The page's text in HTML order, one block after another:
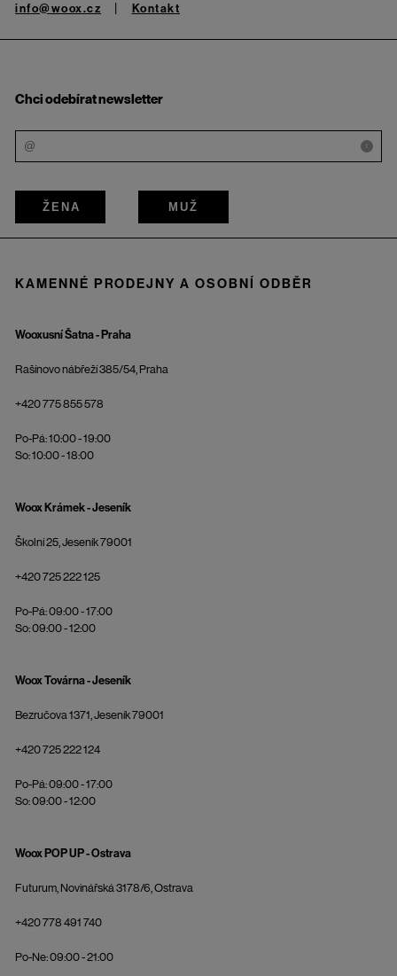
info@woox.cz Kontakt
Chci odebírat newsletter
i
ŽENA MUŽ
KAMENNÉ PRODEJNY A OSOBNÍ ODBĚR
Wooxusní Šatna - Praha
Rašínovo nábřeží 385/54, Praha
+420 775 855 578
Po-Pá: 10:00 - 19:00
So: 10:00 - 18:00
Woox Krámek - Jeseník
Školní 25, Jeseník 79001
+420 725 222 125
Po-Pá: 09:00 - 17:00
So: 09:00 - 12:00
Woox Továrna - Jeseník
Bezručova 1371, Jeseník 79001
+420 725 222 124
Po-Pá: 09:00 - 17:00
So: 09:00 - 12:00
Woox POP UP - Ostrava
Futurum, Novinářská 3178/6, Ostrava
+420 778 491 740
Po-Ne: 09:00 - 21:00